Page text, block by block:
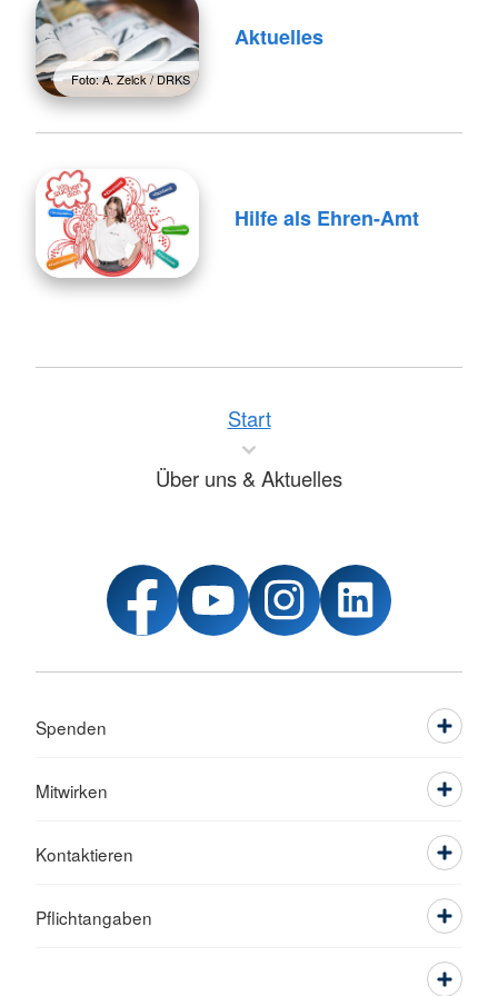
Foto: A. Zelck / DRKS
Aktuelles
Hilfe als Ehren-Amt
Start
Über uns & Aktuelles
Spenden
Mitwirken
Kontaktieren
Pflichtangaben